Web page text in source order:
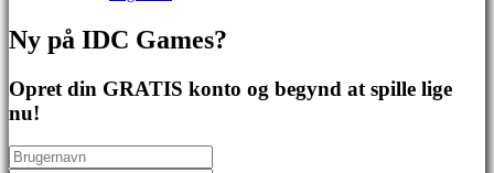
Fællesskab
events
Nyheder
Ny på IDC Games?
Opret din GRATIS konto og begynd at spille lige
nu!